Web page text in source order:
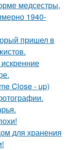
медсестры,
1940-
пришел в
Close - up)
для хранения